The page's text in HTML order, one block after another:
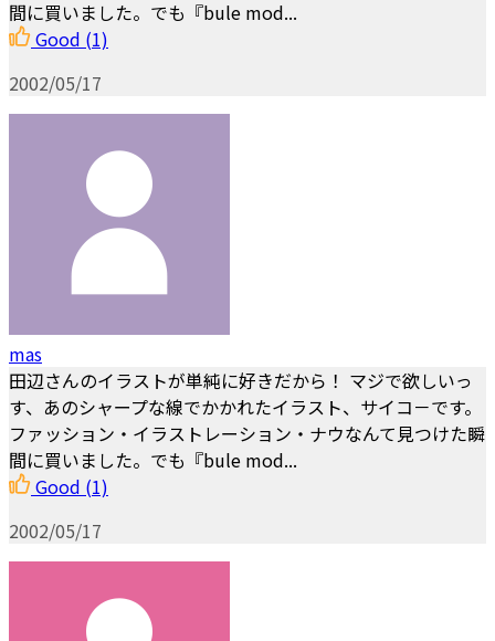
間に買いました。でも『bule mod...
Good (1)
2002/05/17
mas
田辺さんのイラストが単純に好きだから！ マジで欲しいっ
す、あのシャープな線でかかれたイラスト、サイコ－です。
ファッション・イラストレーション・ナウなんて見つけた瞬
間に買いました。でも『bule mod...
Good (1)
2002/05/17